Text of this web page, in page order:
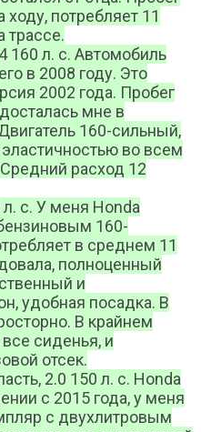
потребляет 11
трассе.
160 л. с. Автомобиль
в 2008 году. Это
2002 года. Пробег
мне в
160-сильный,
во всем
расход 12
с. У меня Honda
160-
в среднем 11
полноценный
и
удобная посадка. В
В крайнем
сиденья, и
отсек.
2.0 150 л. с. Honda
с 2015 года, у меня
с двухлитровым